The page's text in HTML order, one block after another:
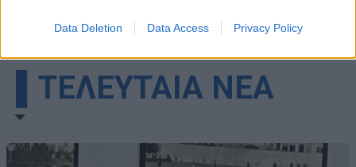
Data Deletion Data Access Privacy Policy
▌ΤΕΛΕΥΤΑΙΑ ΝΕΑ